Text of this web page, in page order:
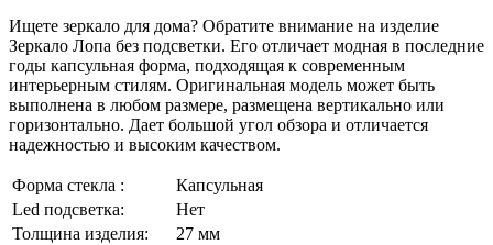
Ищете зеркало для дома? Обратите внимание на изделие
Зеркало Лопа без подсветки. Его отличает модная в последние
годы капсульная форма, подходящая к современным
интерьерным стилям. Оригинальная модель может быть
выполнена в любом размере, размещена вертикально или
горизонтально. Дает большой угол обзора и отличается
надежностью и высоким качеством.
Форма стекла :
Капсульная
Led подсветка:
Нет
Толщина изделия:
27 мм